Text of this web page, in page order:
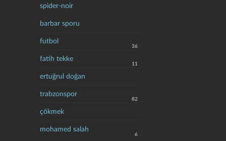
spider-noir
barbar sporu
futbol
36
fatih tekke
11
ertuğrul doğan
trabzonspor
82
çökmek
mohamed salah
6